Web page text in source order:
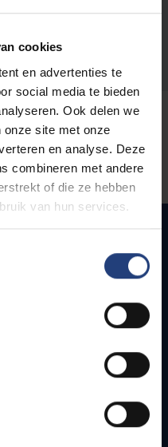
cookies
en advertenties te
social media te bieden
Ook delen we
onze site met onze
en analyse. Deze
combineren met andere
of die ze hebben
van hun services.